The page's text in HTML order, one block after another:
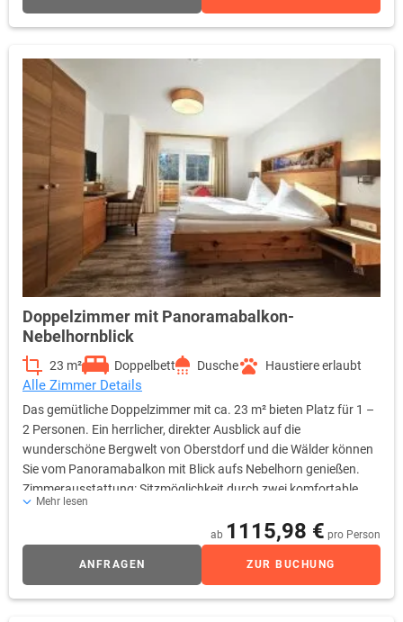
Doppelzimmer mit Panoramabalkon-
Nebelhornblick
23 m² Doppelbett Dusche Haustiere erlaubt
Alle Zimmer Details
Das gemütliche Doppelzimmer mit ca. 23 m² bieten Platz für 1 –
2 Personen. Ein herrlicher, direkter Ausblick auf die
wunderschöne Bergwelt von Oberstdorf und die Wälder können
Sie vom Panoramabalkon mit Blick aufs Nebelhorn genießen.
Zimmerausstattung: Sitzmöglichkeit durch zwei komfortable
Sessel, Flachbild-TV, Schreibtisch mit Minibar, Safe, freies Wifi,
Durchwahltelefon, Kofferablage, Bad mit Dusche, WC, Fön,
Kosmetikspiegel
Mehr lesen
ab 1115,98 € pro Person
ANFRAGEN ZUR BUCHUNG